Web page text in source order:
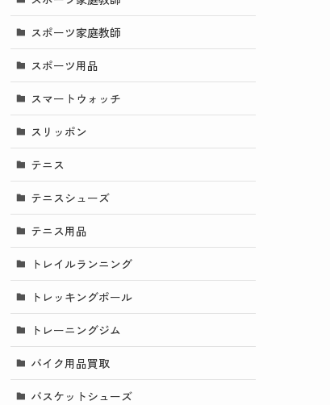
スポーツ家庭教師
スポーツ用品
スマートウォッチ
スリッポン
テニス
テニスシューズ
テニス用品
トレイルランニング
トレッキングポール
トレーニングジム
バイク用品買取
バスケットシューズ